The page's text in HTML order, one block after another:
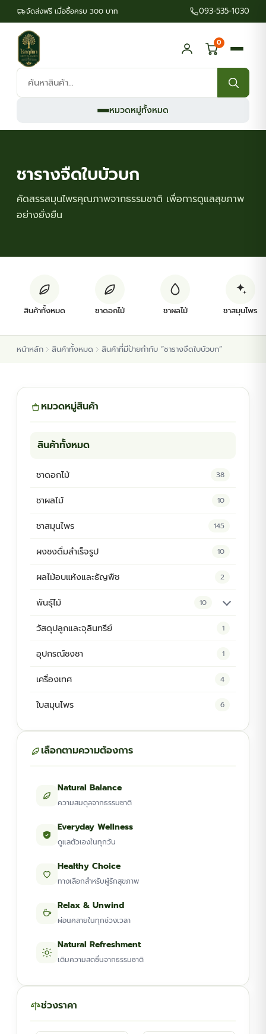
จัดส่งฟรี เมื่อซื้อครบ 300 บาท 093-535-1030
ค้นหา
สินค้า:
0
หมวดหมู่ทั้งหมด
ต้นพันธุ์สมุนไพร
ต้นพันธุ์ไม้ป่า
ชารางจืดใบบัวบก
คัดสรรสมุนไพรคุณภาพจากธรรมชาติ เพื่อการดูแลสุขภาพ
อย่างยั่งยืน
สินค้าทั้งหมด ชาดอกไม้ ชาผลไม้ ชาสมุนไพร
หน้าหลัก สินค้าทั้งหมด สินค้าที่มีป้ายกำกับ “ชารางจืดใบบัวบก”
หมวดหมู่สินค้า
สินค้าทั้งหมด
ชาดอกไม้ 38
ชาผลไม้ 10
ชาสมุนไพร 145
ผงชงดื่มสำเร็จรูป 10
ผลไม้อบแห้งและธัญพืช 2
พันธุ์ไม้ 10
ต้นพันธุ์สมุนไพร 5
วัสดุปลูกและจุลินทรีย์ 1
อุปกรณ์ชงชา 1
เครื่องเทศ 4
ใบสมุนไพร 6
เลือกตามความต้องการ
Natural Balance
ความสมดุลจากธรรมชาติ
Everyday Wellness
ดูแลตัวเองในทุกวัน
Healthy Choice
ทางเลือกสำหรับผู้รักสุขภาพ
Relax & Unwind
ผ่อนคลายในทุกช่วงเวลา
Natural Refreshment
เติมความสดชื่นจากธรรมชาติ
ช่วงราคา